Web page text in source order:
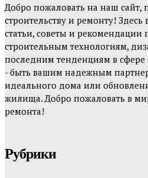
Добро пожаловать на наш сайт,
строительству и ремонту!
статьи, советы и рекомендации
строительным технологиям,
последним тенденциям в сфере
- быть вашим надежным
идеального дома или
жилища. Добро пожаловать в
ремонта!
Рубрики